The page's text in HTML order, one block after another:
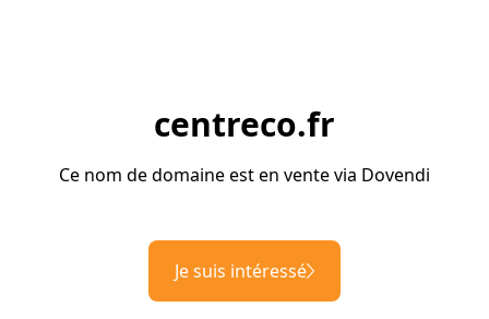
centreco.fr
Ce nom de domaine est en vente via Dovendi
Je suis intéressé